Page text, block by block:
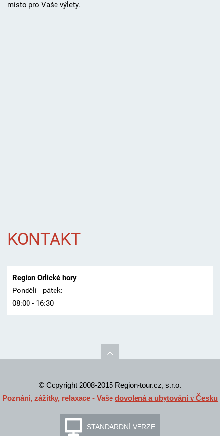
místo pro Vaše výlety.
KONTAKT
Region Orlické hory
Pondělí - pátek:
08:00 - 16:30
© Copyright 2008-2015 Region-tour.cz, s.r.o.
Poznání, zážitky, relaxace - Vaše dovolená a ubytování v Česku
STANDARDNÍ VERZE